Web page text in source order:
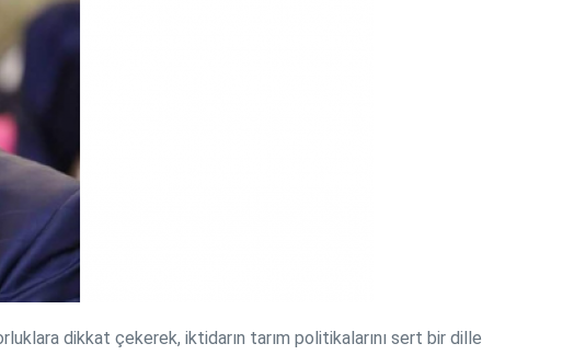
dikkat çekerek, iktidarın tarım politikalarını sert bir dille